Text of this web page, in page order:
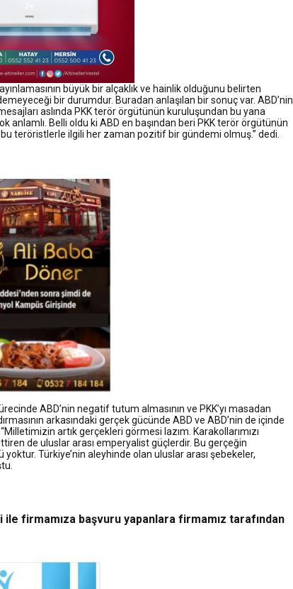
büyük bir alçaklık ve hainlik olduğunu belirten
bir durumdur. Buradan anlaşılan bir sonuç var. ABD’nin
aslında PKK terör örgütünün kuruluşundan bu yana
anlamlı. Belli oldu ki ABD en başından beri PKK terör örgütünün
teröristlerle ilgili her zaman pozitif bir gündemi olmuş.” dedi.
ABD’nin negatif tutum almasının ve PKK’yı masadan
arkasındaki gerçek gücünde ABD ve ABD’nin de içinde
artık gerçekleri görmesi lazım. Karakollarımızı
de uluslar arası emperyalist güçlerdir. Bu gerçeğin
Türkiye’nin aleyhinde olan uluslar arası şebekeler,
ile firmamıza başvuru yapanlara firmamız tarafından